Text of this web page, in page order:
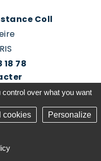
Coll
18 78
vousover what you want
cookies Personalize